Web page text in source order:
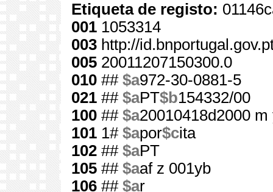
Etiqueta de registo:
001 1053314
003 http://
005 20011207150300.0
010 ## $a972-30-0881-5
021 ## $aPT$b154332/00
100 ## $a20010418d2000
101 1# $apor$cita
102 ## $aPT
105 ## $aaf z 001yb
106 ## $ar